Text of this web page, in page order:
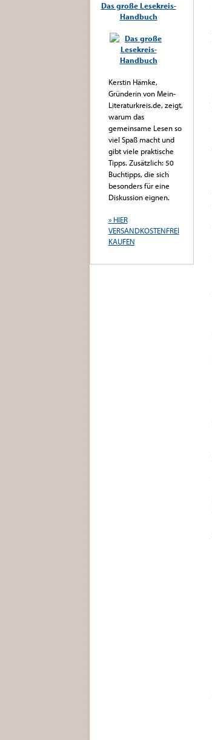
Das große Lesekreis-
Handbuch
Kerstin Hämke,
Gründerin von Mein-
Literaturkreis.de, zeigt,
warum das
gemeinsame Lesen so
viel Spaß macht und
gibt viele praktische
Tipps. Zusätzlich: 50
Buchtipps, die sich
besonders für eine
Diskussion eignen.
» HIER
VERSANDKOSTENFREI
KAUFEN